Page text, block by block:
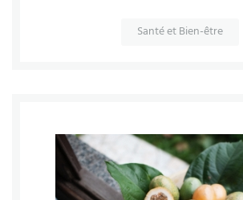
Santé et Bien-être